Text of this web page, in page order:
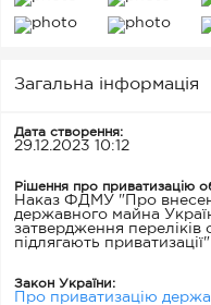
Загальна інформація
Дата створення:
29.12.2023 10:12
Рішення про приватизацію
Наказ ФДМУ "Про
державного майна
затвердження переліків
підлягають
Закон України:
Про приватизацію